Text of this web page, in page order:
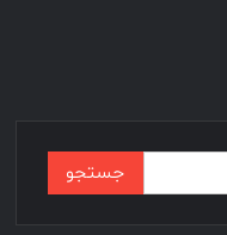
برای: